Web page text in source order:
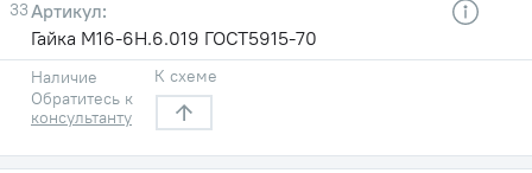
33
Гайка М16-6Н.6.019 ГОСТ5915-70
Наличие
Обратитесь к
консультанту
К схеме